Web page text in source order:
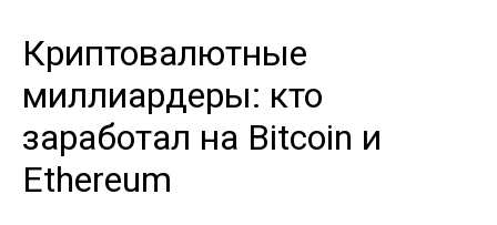
Криптовалютные
миллиардеры: кто
заработал на Bitcoin и
Ethereum